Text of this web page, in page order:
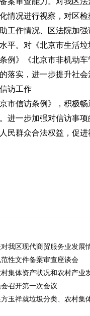
情况进行视察，对区
工作情况、区法院加
平。对《北京市生活
例》《北京市非机动
落实，进一步提升社
访工作
信访条例》，积极畅
进一步加强对信访事
民群众合法权益，促
我区现代商贸服务业发展
性文件备案审查座谈会
集体资产状况和农村产业
召开第一次会议
玉祥就垃圾分类、农村